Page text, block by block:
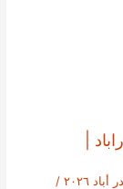
|
٢٠٢٦
/